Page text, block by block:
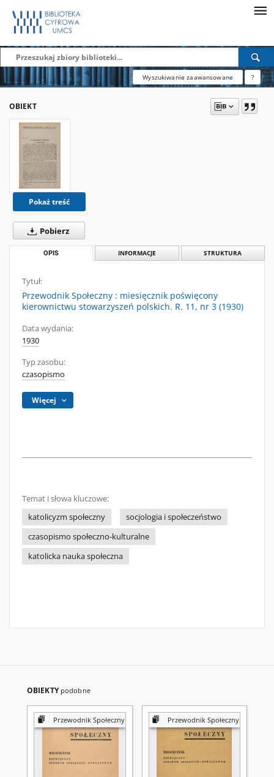
Wyszukiwanie zaawansowane ?
OBIEKT
Pokaż treść
Pobierz
OPIS INFORMACJE STRUKTURA
Tytuł:
Przewodnik Społeczny : miesięcznik poświęcony
kierownictwu stowarzyszeń polskich. R. 11, nr 3 (1930)
Data wydania:
1930
Typ zasobu:
czasopismo
Więcej
Temat i słowa kluczowe:
katolicyzm społeczny
socjologia i społeczeństwo
czasopismo społeczno-kulturalne
katolicka nauka społeczna
OBIEKTY podobne
Przewodnik Społeczny Przewodnik Społeczny